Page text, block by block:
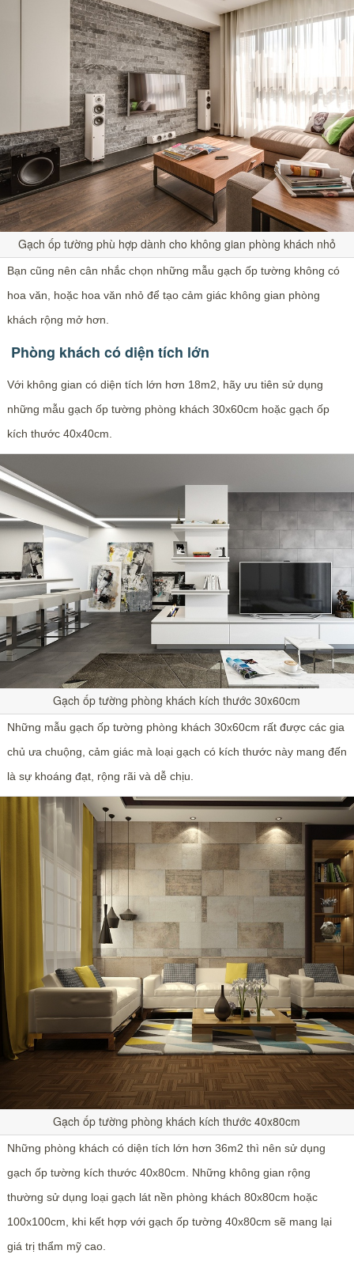
Gạch ốp tường phù hợp dành cho không gian phòng khách nhỏ
Bạn cũng nên cân nhắc chọn những mẫu gạch ốp tường không có
hoa văn, hoặc hoa văn nhỏ để tạo cảm giác không gian phòng
khách rộng mở hơn.
Phòng khách có diện tích lớn
Với không gian có diện tích lớn hơn 18m2, hãy ưu tiên sử dụng
những mẫu gạch ốp tường phòng khách 30x60cm hoặc gạch ốp
kích thước 40x40cm.
Gạch ốp tường phòng khách kích thước 30x60cm
Những mẫu gạch ốp tường phòng khách 30x60cm rất được các gia
chủ ưa chuộng, cảm giác mà loại gạch có kích thước này mang đến
là sự khoáng đạt, rộng rãi và dễ chịu.
Gạch ốp tường phòng khách kích thước 40x80cm
Những phòng khách có diện tích lớn hơn 36m2 thì nên sử dụng
gạch ốp tường kích thước 40x80cm. Những không gian rộng
thường sử dụng loại gạch lát nền phòng khách 80x80cm hoặc
100x100cm, khi kết hợp với gạch ốp tường 40x80cm sẽ mang lại
giá trị thẩm mỹ cao.